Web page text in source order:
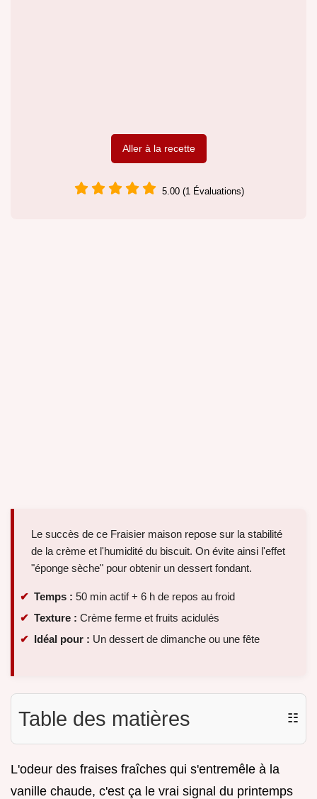
Aller à la recette
5.00 (1 Évaluations)
Le succès de ce Fraisier maison repose sur la stabilité
de la crème et l'humidité du biscuit. On évite ainsi l'effet
"éponge sèche" pour obtenir un dessert fondant.
Temps : 50 min actif + 6 h de repos au froid
Texture : Crème ferme et fruits acidulés
Idéal pour : Un dessert de dimanche ou une fête
Table des matières ☷
L'odeur des fraises fraîches qui s'entremêle à la
vanille chaude, c'est ça le vrai signal du printemps